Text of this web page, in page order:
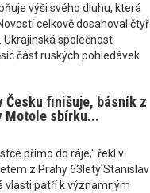
výši svého dluhu, která
celkově dosahoval čtyř
Ukrajinská společnost
část ruských pohledávek
Česku finišuje, básník z
Motole sbírku...
přímo do ráje," řekl v
z Prahy 63letý Stanislav
vlasti patří k významným